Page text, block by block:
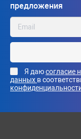
предложения
Я даюсогласие
данных в